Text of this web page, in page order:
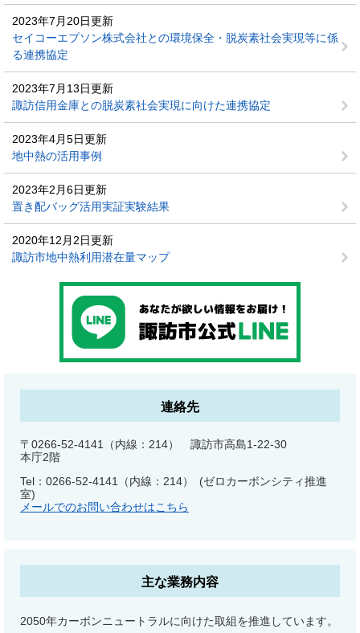
2023年7月20日更新
セイコーエプソン株式会社との環境保全・脱炭素社会実現等に係
る連携協定
2023年7月13日更新
諏訪信用金庫との脱炭素社会実現に向けた連携協定
2023年4月5日更新
地中熱の活用事例
2023年2月6日更新
置き配バッグ活用実証実験結果
2020年12月2日更新
諏訪市地中熱利用潜在量マップ
連絡先
〒0266-52-4141（内線：214） 諏訪市高島1-22-30
本庁2階
Tel：0266-52-4141（内線：214）
ゼロカーボンシティ推進
室
メールでのお問い合わせはこちら
主な業務内容
2050年カーボンニュートラルに向けた取組を推進しています。